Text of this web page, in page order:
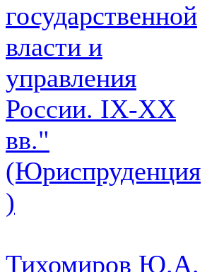
государственной
власти и
управления
России. IХ-ХХ
вв."
(Юриспруденция
)
Тихомиров Ю.А.